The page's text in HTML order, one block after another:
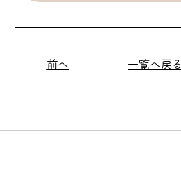
前へ 一覧へ戻る